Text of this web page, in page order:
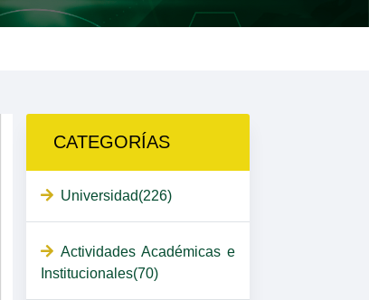
CATEGORÍAS
Universidad(226)
Actividades Académicas e
Institucionales(70)